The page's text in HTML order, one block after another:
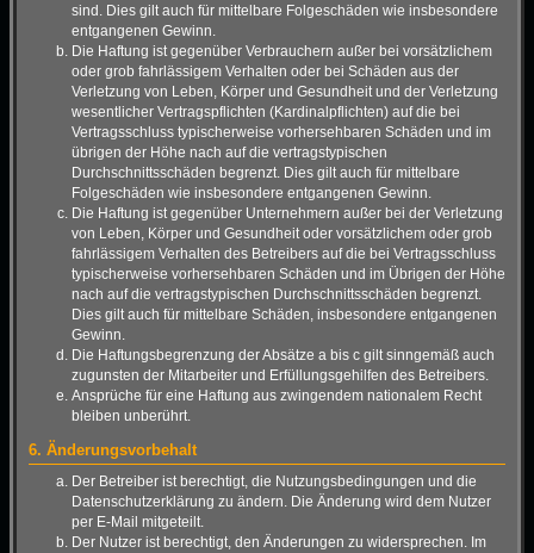
sind. Dies gilt auch für mittelbare Folgeschäden wie insbesondere
entgangenen Gewinn.
Die Haftung ist gegenüber Verbrauchern außer bei vorsätzlichem
oder grob fahrlässigem Verhalten oder bei Schäden aus der
Verletzung von Leben, Körper und Gesundheit und der Verletzung
wesentlicher Vertragspflichten (Kardinalpflichten) auf die bei
Vertragsschluss typischerweise vorhersehbaren Schäden und im
übrigen der Höhe nach auf die vertragstypischen
Durchschnittsschäden begrenzt. Dies gilt auch für mittelbare
Folgeschäden wie insbesondere entgangenen Gewinn.
Die Haftung ist gegenüber Unternehmern außer bei der Verletzung
von Leben, Körper und Gesundheit oder vorsätzlichem oder grob
fahrlässigem Verhalten des Betreibers auf die bei Vertragsschluss
typischerweise vorhersehbaren Schäden und im Übrigen der Höhe
nach auf die vertragstypischen Durchschnittsschäden begrenzt.
Dies gilt auch für mittelbare Schäden, insbesondere entgangenen
Gewinn.
Die Haftungsbegrenzung der Absätze a bis c gilt sinngemäß auch
zugunsten der Mitarbeiter und Erfüllungsgehilfen des Betreibers.
Ansprüche für eine Haftung aus zwingendem nationalem Recht
bleiben unberührt.
6. Änderungsvorbehalt
Der Betreiber ist berechtigt, die Nutzungsbedingungen und die
Datenschutzerklärung zu ändern. Die Änderung wird dem Nutzer
per E-Mail mitgeteilt.
Der Nutzer ist berechtigt, den Änderungen zu widersprechen. Im